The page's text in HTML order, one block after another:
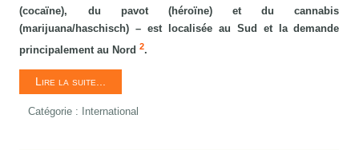
(cocaïne), du pavot (héroïne) et du cannabis
(marijuana/haschisch) – est localisée au Sud et la demande
principalement au Nord2.
Lire la suite...
Catégorie : International